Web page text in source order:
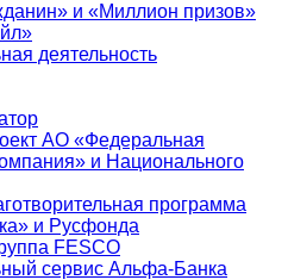
и «Миллион призов»
деятельность
АО «Федеральная
и Национального
программа
и Русфонда
FESCO
сервис Альфа-Банка